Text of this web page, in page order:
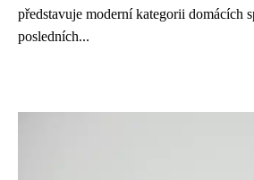
představuje moderní kategorii domácích
posledních...